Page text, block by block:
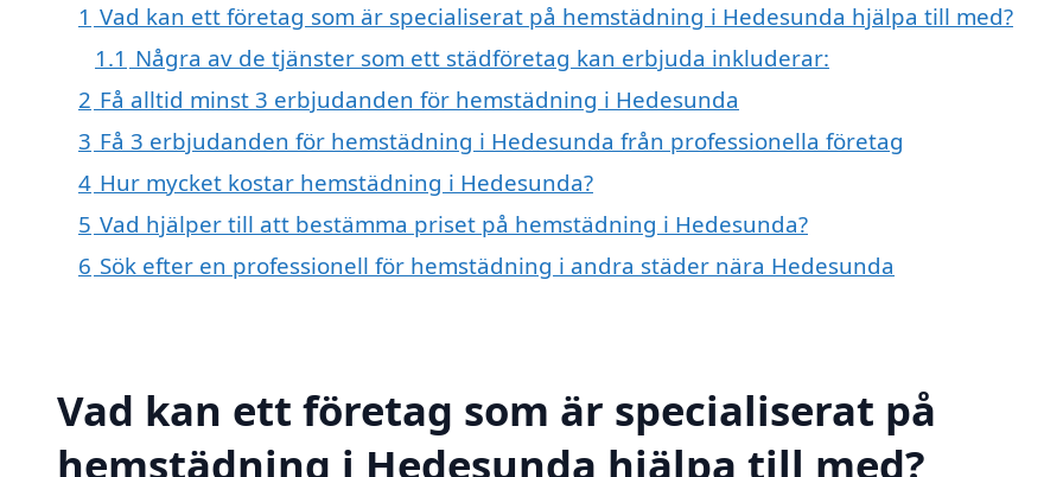
1 Vad kan ett företag som är specialiserat på hemstädning i Hedesunda hjälpa till med?
1.1 Några av de tjänster som ett städföretag kan erbjuda inkluderar:
2 Få alltid minst 3 erbjudanden för hemstädning i Hedesunda
3 Få 3 erbjudanden för hemstädning i Hedesunda från professionella företag
4 Hur mycket kostar hemstädning i Hedesunda?
5 Vad hjälper till att bestämma priset på hemstädning i Hedesunda?
6 Sök efter en professionell för hemstädning i andra städer nära Hedesunda
Vad kan ett företag som är specialiserat på
hemstädning i Hedesunda hjälpa till med?